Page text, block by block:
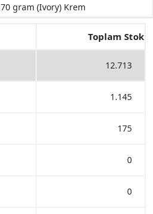
70 gram (Ivory) Krem
Toplam Stok
12.713
1.145
175
0
0